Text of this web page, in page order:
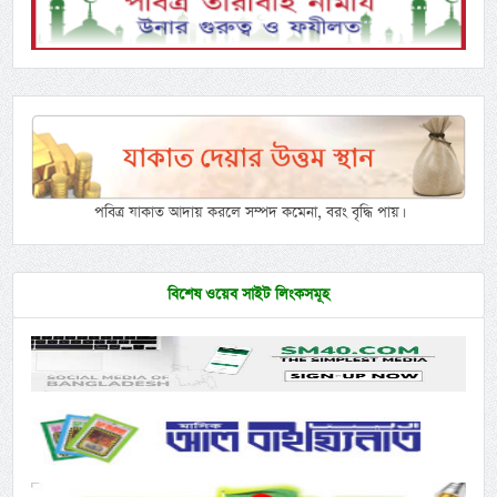
পবিত্র যাকাত আদায় করলে সম্পদ কমেনা, বরং বৃদ্ধি পায়।
বিশেষ ওয়েব সাইট লিংকসমূহ